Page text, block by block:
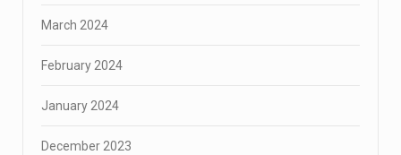
March 2024
February 2024
January 2024
December 2023